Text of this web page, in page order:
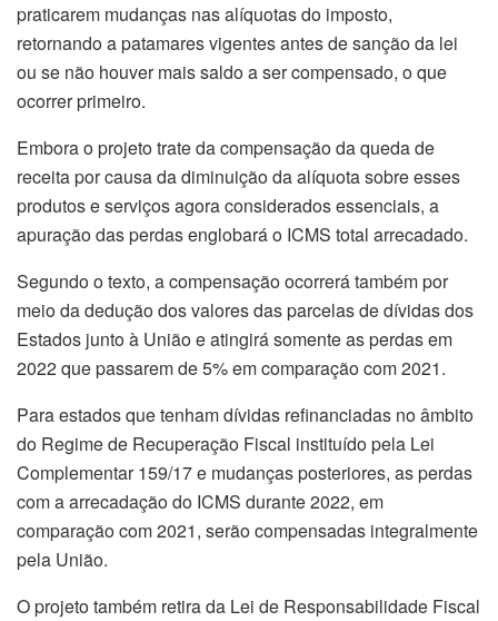
praticarem mudanças nas alíquotas do imposto,
retornando a patamares vigentes antes de sanção da lei
ou se não houver mais saldo a ser compensado, o que
ocorrer primeiro.
Embora o projeto trate da compensação da queda de
receita por causa da diminuição da alíquota sobre esses
produtos e serviços agora considerados essenciais, a
apuração das perdas englobará o ICMS total arrecadado.
Segundo o texto, a compensação ocorrerá também por
meio da dedução dos valores das parcelas de dívidas dos
Estados junto à União e atingirá somente as perdas em
2022 que passarem de 5% em comparação com 2021.
Para estados que tenham dívidas refinanciadas no âmbito
do Regime de Recuperação Fiscal instituído pela Lei
Complementar 159/17 e mudanças posteriores, as perdas
com a arrecadação do ICMS durante 2022, em
comparação com 2021, serão compensadas integralmente
pela União.
O projeto também retira da Lei de Responsabilidade Fiscal